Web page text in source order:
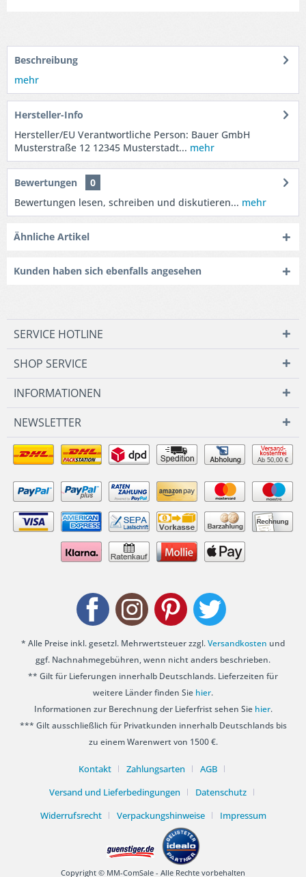
Beschreibung
mehr
Hersteller-Info
Hersteller/EU Verantwortliche Person: Bauer GmbH
Musterstraße 12 12345 Musterstadt... mehr
Bewertungen
0
Bewertungen lesen, schreiben und diskutieren... mehr
Ähnliche Artikel
Kunden haben sich ebenfalls angesehen
SERVICE HOTLINE
SHOP SERVICE
INFORMATIONEN
NEWSLETTER
Ab 50,00 €
* Alle Preise inkl. gesetzl. Mehrwertsteuer zzgl.Versandkosten und
ggf. Nachnahmegebühren, wenn nicht anders beschrieben.
** Gilt für Lieferungen innerhalb Deutschlands. Lieferzeiten für
weitere Länder finden Sie hier.
Informationen zur Berechnung der Lieferfrist sehen Sie hier.
*** Gilt ausschließlich für Privatkunden innerhalb Deutschlands bis
zu einem Warenwert von 1500 €.
Kontakt Zahlungsarten
AGB
Versand und Lieferbedingungen
Datenschutz
Widerrufsrecht
Verpackungshinweise Impressum
Copyright © MM-ComSale - Alle Rechte vorbehalten